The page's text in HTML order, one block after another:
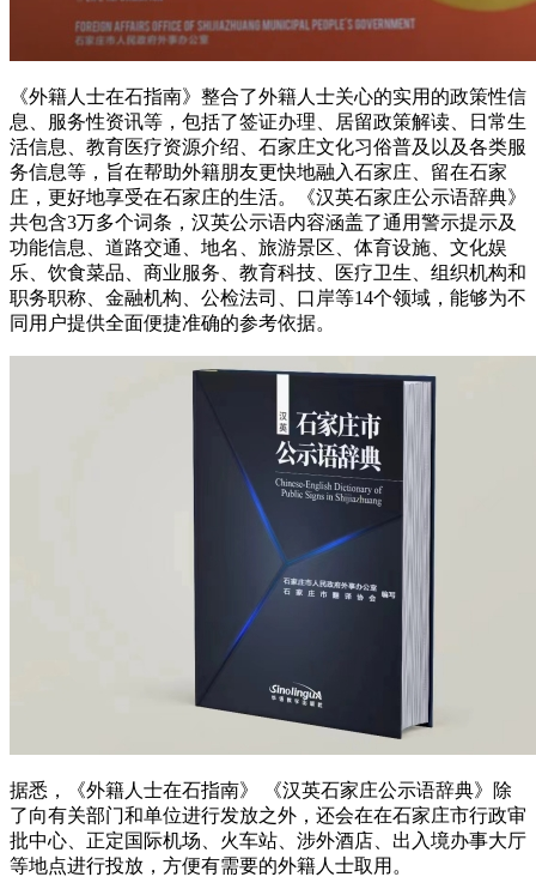
《外籍人士在石指南》整合了外籍人士关心的实用的政策性信
息、服务性资讯等，包括了签证办理、居留政策解读、日常生
活信息、教育医疗资源介绍、石家庄文化习俗普及以及各类服
务信息等，旨在帮助外籍朋友更快地融入石家庄、留在石家
庄，更好地享受在石家庄的生活。《汉英石家庄公示语辞典》
共包含3万多个词条，汉英公示语内容涵盖了通用警示提示及
功能信息、道路交通、地名、旅游景区、体育设施、文化娱
乐、饮食菜品、商业服务、教育科技、医疗卫生、组织机构和
职务职称、金融机构、公检法司、口岸等14个领域，能够为不
同用户提供全面便捷准确的参考依据。
据悉，《外籍人士在石指南》 《汉英石家庄公示语辞典》除
了向有关部门和单位进行发放之外，还会在在石家庄市行政审
批中心、正定国际机场、火车站、涉外酒店、出入境办事大厅
等地点进行投放，方便有需要的外籍人士取用。